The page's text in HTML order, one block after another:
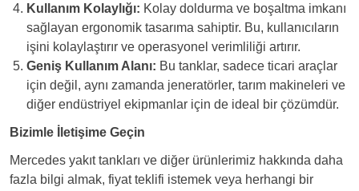
Kullanım Kolaylığı: Kolay doldurma ve boşaltma imkanı
sağlayan ergonomik tasarıma sahiptir. Bu, kullanıcıların
işini kolaylaştırır ve operasyonel verimliliği artırır.
Geniş Kullanım Alanı: Bu tanklar, sadece ticari araçlar
için değil, aynı zamanda jeneratörler, tarım makineleri ve
diğer endüstriyel ekipmanlar için de ideal bir çözümdür.
Bizimle İletişime Geçin
Mercedes yakıt tankları ve diğer ürünlerimiz hakkında daha
fazla bilgi almak, fiyat teklifi istemek veya herhangi bir